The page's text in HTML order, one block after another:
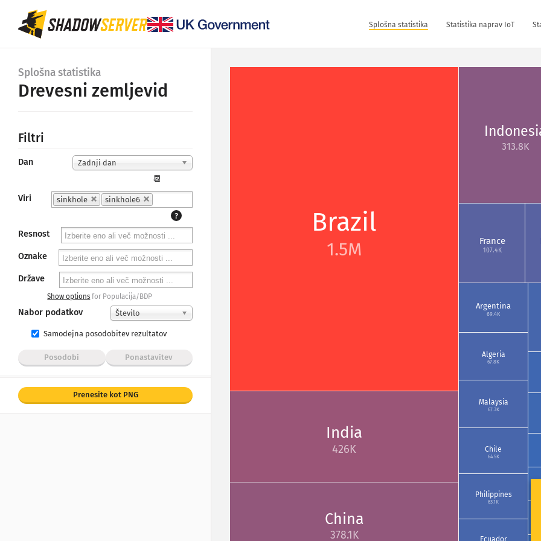
Splošna statistika Statistika naprav IoT
Splošna statistika
Drevesni zemljevid
Filtri
Dan Zadnji dan
📆
Viri
sinkhole
sinkhole6
?
Resnost
Oznake
Države
Show options for Populacija/BDP
Nabor podatkov Število
Samodejna posodobitev rezultatov
Posodobi Ponastavitev
Prenesite kot PNG
Brazil
1.5M
India
426K
China
378.1K
313.8K
France
107.4K
Argentina
69.4K
Algeria
67.8K
Malaysia
67.3K
Chile
64.5K
Philippines
63.1K
Ecuador